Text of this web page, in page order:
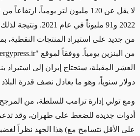
2022 و91 مليوناً في
من البنزين يومياً. ووفقاً لموقع "
دولار سنوياً، وهو ما يعادل نصف قدرة
ومع تولي إدارة ترامب للسلطة، من
أدوات جديدة للضغط على طهران، وقد تدعم
على الأقل تتسامح مع) هذا الجهد نظراً